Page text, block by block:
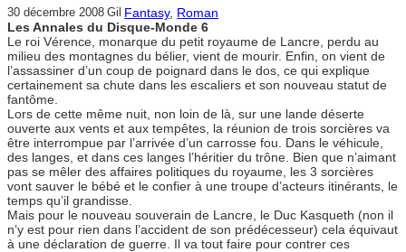
30 décembre 2008 Gil Fantasy, Roman
Les Annales du Disque-Monde 6
Le roi Vérence, monarque du petit royaume de Lancre, perdu au
milieu des montagnes du bélier, vient de mourir. Enfin, on vient de
l’assassiner d’un coup de poignard dans le dos, ce qui explique
certainement sa chute dans les escaliers et son nouveau statut de
fantôme.
Lors de cette même nuit, non loin de là, sur une lande déserte
ouverte aux vents et aux tempêtes, la réunion de trois sorcières va
être interrompue par l’arrivée d’un carrosse fou. Dans le véhicule,
des langes, et dans ces langes l’héritier du trône. Bien que n’aimant
pas se mêler des affaires politiques du royaume, les 3 sorcières
vont sauver le bébé et le confier à une troupe d’acteurs itinérants, le
temps qu’il grandisse.
Mais pour le nouveau souverain de Lancre, le Duc Kasqueth (non il
n’y est pour rien dans l’accident de son prédécesseur) cela équivaut
à une déclaration de guerre. Il va tout faire pour contrer ces